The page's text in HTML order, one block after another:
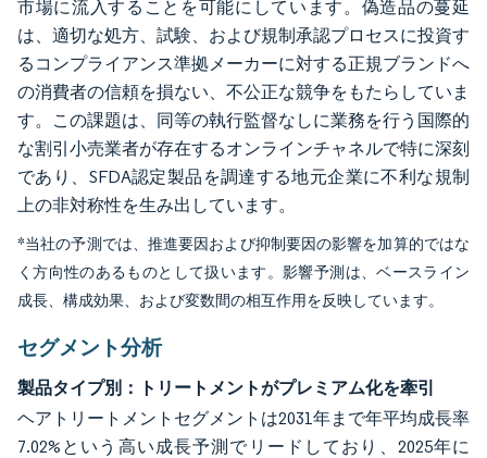
市場に流入することを可能にしています。偽造品の蔓延
は、適切な処方、試験、および規制承認プロセスに投資す
るコンプライアンス準拠メーカーに対する正規ブランドへ
の消費者の信頼を損ない、不公正な競争をもたらしていま
す。この課題は、同等の執行監督なしに業務を行う国際的
な割引小売業者が存在するオンラインチャネルで特に深刻
であり、SFDA認定製品を調達する地元企業に不利な規制
上の非対称性を生み出しています。
*当社の予測では、推進要因および抑制要因の影響を加算的ではな
く方向性のあるものとして扱います。影響予測は、ベースライン
成長、構成効果、および変数間の相互作用を反映しています。
セグメント分析
製品タイプ別：トリートメントがプレミアム化を牽引
ヘアトリートメントセグメントは2031年まで年平均成長率
7.02%という高い成長予測でリードしており、2025年に